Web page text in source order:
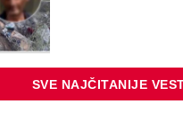
SVE NAJČITANIJE